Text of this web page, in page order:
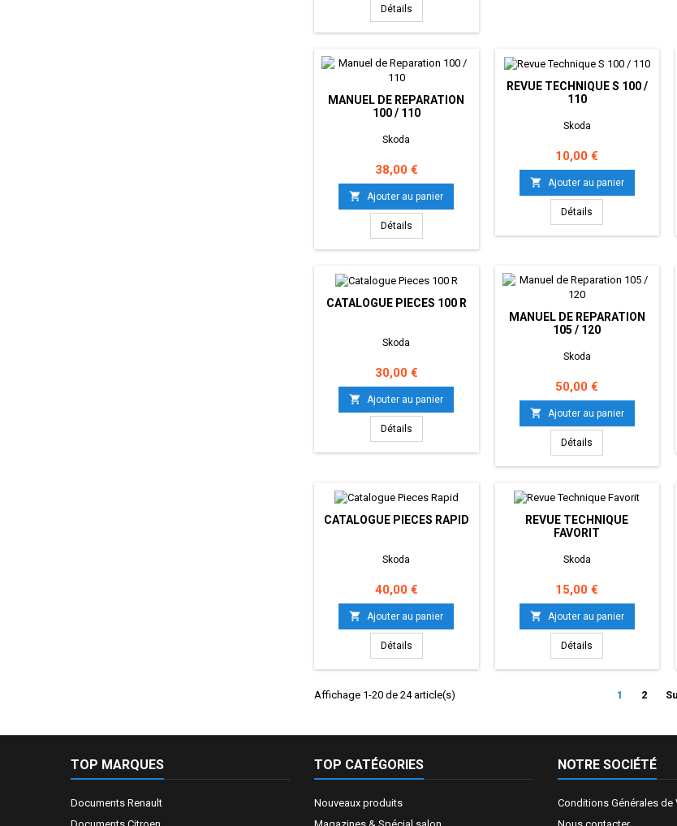
Détails
MANUEL DE REPARATION
100 / 110
Skoda
Prix
38,00 €
 Ajouter au panier
Détails
REVUE TECHNIQUE S 100 /
110
Skoda
Prix
10,00 €
 Ajouter au panier
Détails
CATALOGUE PIECES 100 R
Skoda
Prix
30,00 €
 Ajouter au panier
Détails
MANUEL DE REPARATION
105 / 120
Skoda
Prix
50,00 €
 Ajouter au panier
Détails
CATALOGUE PIECES RAPID
Skoda
Prix
40,00 €
 Ajouter au panier
Détails
REVUE TECHNIQUE
FAVORIT
Skoda
Prix
15,00 €
 Ajouter au panier
Détails
Affichage 1-20 de 24 article(s) 1 2
TOP MARQUES
Documents Renault
TOP CATÉGORIES
Nouveaux produits
NOTRE SOCIÉTÉ
Conditions Générales de